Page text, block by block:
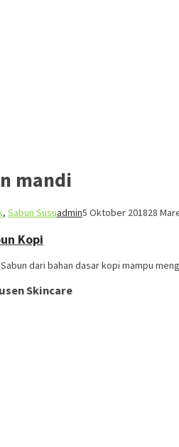
mandi
, Sabun Susuadmin5 Oktober 201828
Kopi
dari bahan dasar kopi mampu
Skincare